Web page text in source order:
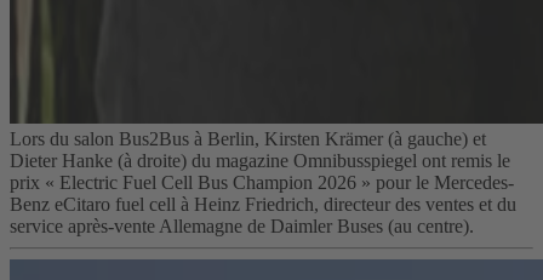
Lors du salon Bus2Bus à Berlin, Kirsten Krämer (à gauche) et
Dieter Hanke (à droite) du magazine Omnibusspiegel ont remis le
prix « Electric Fuel Cell Bus Champion 2026 » pour le Mercedes-
Benz eCitaro fuel cell à Heinz Friedrich, directeur des ventes et du
service après-vente Allemagne de Daimler Buses (au centre).